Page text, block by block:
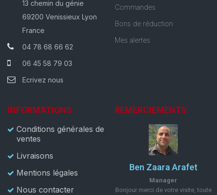
13 chemin du génie
69200 Venissieux Lyon
France
04 78 68 66 62
06 45 58 79 03
Ecrivez nous
Commandes
Bons de réduction
Mes alertes
INFORMATIONS
Conditions générales de
ventes
Livraisons
Mentions légales
Nous contacter
REMERCIEMENTS
Ben Zaara Arafet
Manager
Bonjour merci de votre visite, toute